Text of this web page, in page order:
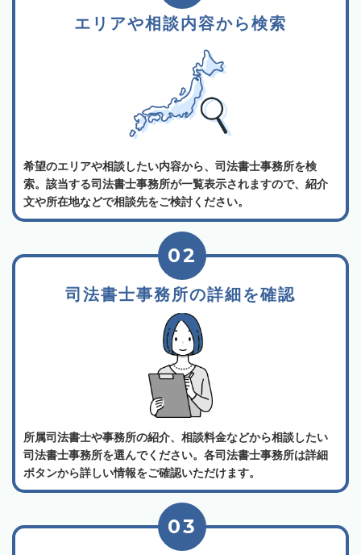
エリアや相談内容から検索
希望のエリアや相談したい内容から、司法書士事務所を検
索。該当する司法書士事務所が一覧表示されますので、紹介
文や所在地などで相談先をご検討ください。
司法書士事務所の詳細を確認
02
所属司法書士や事務所の紹介、相談料金などから相談したい
司法書士事務所を選んでください。各司法書士事務所は詳細
ボタンから詳しい情報をご確認いただけます。
03